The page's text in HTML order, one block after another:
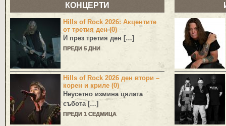
КОНЦЕРТИ
Hills of Rock 2026: Акцентите
от третия ден (0)
И през третия ден […]
ПРЕДИ 5 ДНИ
Hills of Rock 2026 ден втори –
корен и криле (0)
Неусетно измина цялата
събота […]
ПРЕДИ 1 СЕДМИЦА